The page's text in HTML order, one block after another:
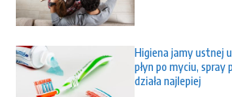
Higiena jamy ustnej
płyn po myciu, spray
działa najlepiej